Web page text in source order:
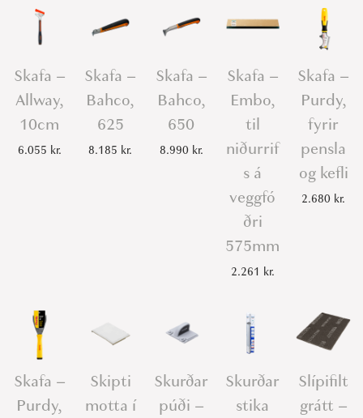
Skafa –
Allway,
10cm
6.055 kr.
Skafa –
Bahco,
625
8.185 kr.
Skafa –
Bahco,
650
8.990 kr.
Skafa –
Embo,
til
niðurrif
s á
veggfó
ðri
575mm
2.261 kr.
Skafa –
Purdy,
fyrir
pensla
og kefli
2.680 kr.
Skafa –
Purdy,
Skipti
motta í
Skurðar
púði –
Skurðar
stika
Slípifilt
grátt –